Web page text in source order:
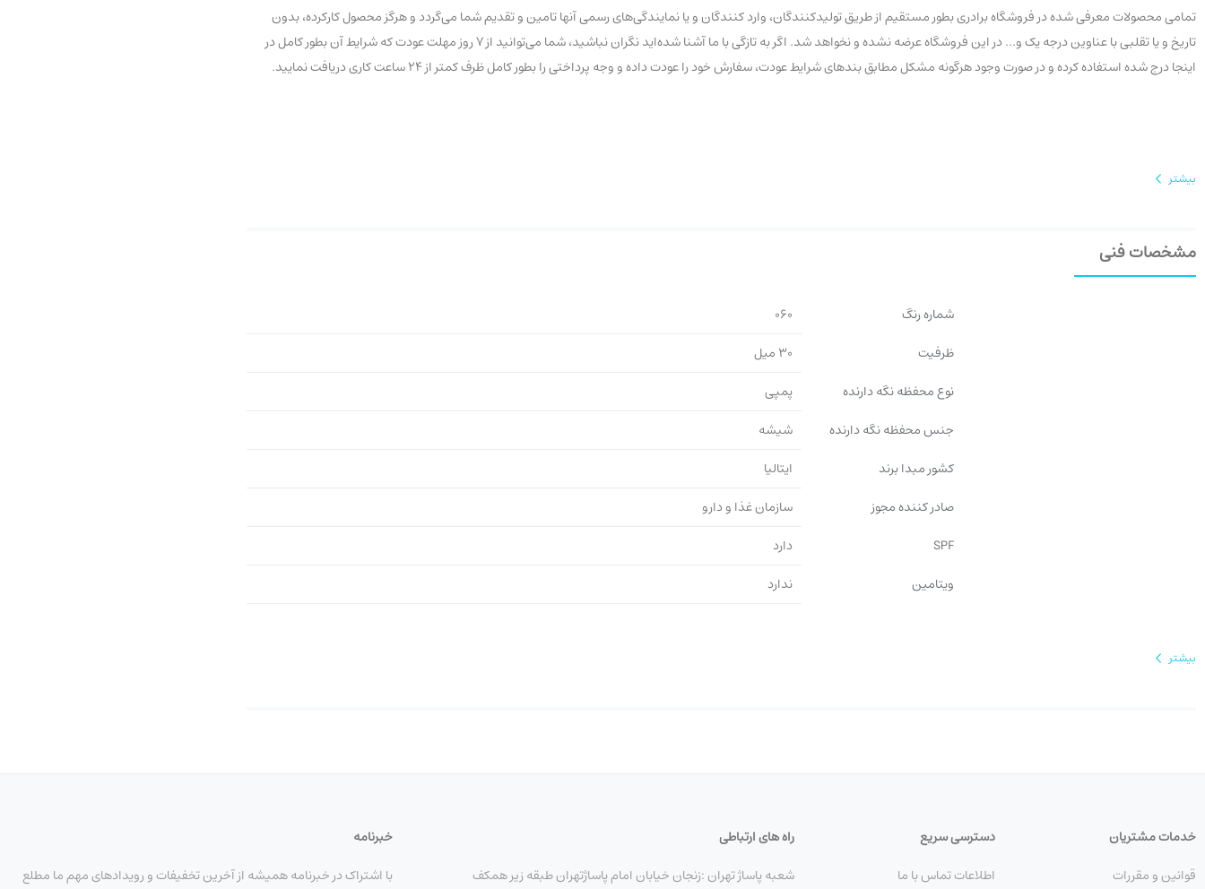
تمامی محصولات معرفی شده در فروشگاه برادری بطور مستقیم از طریق تولیدکنندگان، وارد کنندگان و یا نمایندگی‌های رسمی آنها تامین و تقدیم شما می‌گردد و هرگز محصول کارکرده، بدون
تاریخ و یا تقلبی با عناوین درجه یک و… در این فروشگاه عرضه نشده و نخواهد شد. اگر به تازگی با ما آشنا شده‌اید نگران نباشید، شما می‌توانید از 7 روز مهلت عودت که شرایط آن بطور کامل در
اینجا درج شده استفاده کرده و در صورت وجود هرگونه مشکل مطابق بندهای شرایط عودت، سفارش خود را عودت داده و وجه پرداختی را بطور کامل ظرف کمتر از ۲۴ ساعت کاری دریافت نمایید.
بیشتر
مشخصات فنی
شماره رنگ
060
ظرفیت
30 میل
نوع محفظه نگه دارنده
پمپی
جنس محفظه نگه دارنده
شیشه
کشور مبدا برند
ایتالیا
صادر کننده مجوز
سازمان غذا و دارو
SPF
دارد
ویتامین
ندارد
بیشتر
خدمات مشتریان
قوانین و مقررات
دسترسی سریع
اطلاعات تماس با ما
راه های ارتباطی
شعبه پاساژ تهران :زنجان خیابان امام پاساژتهران طبقه زیر همکف
خبرنامه
با اشتراک در خبرنامه همیشه از آخرین تخفیفات و رویدادهای مهم ما مطلع